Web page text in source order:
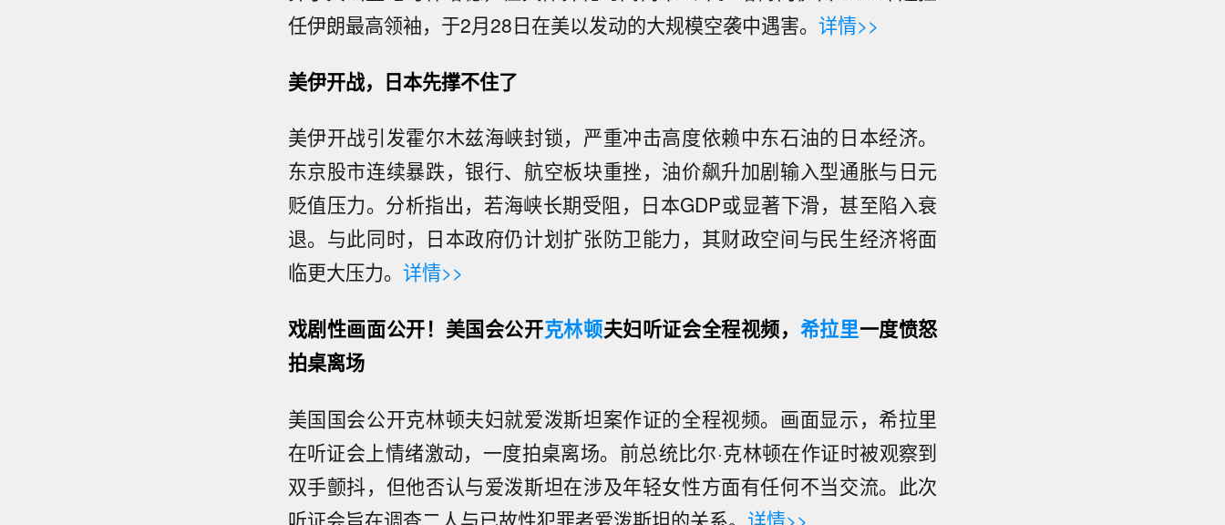
任伊朗最高领袖，于2月28日在美以发动的大规模空袭中遇害。 详情>>
美伊开战，日本先撑不住了
美伊开战引发霍尔木兹海峡封锁，严重冲击高度依赖中东石油的日本经济。
东京股市连续暴跌，银行、航空板块重挫，油价飙升加剧输入型通胀与日元
贬值压力。分析指出，若海峡长期受阻，日本GDP或显著下滑，甚至陷入衰
退。与此同时，日本政府仍计划扩张防卫能力，其财政空间与民生经济将面
临更大压力。 详情>>
戏剧性画面公开！美国会公开克林顿夫妇听证会全程视频， 希拉里一度愤怒
拍桌离场
美国国会公开克林顿夫妇就爱泼斯坦案作证的全程视频。画面显示，希拉里
在听证会上情绪激动，一度拍桌离场。前总统比尔·克林顿在作证时被观察到
双手颤抖，但他否认与爱泼斯坦在涉及年轻女性方面有任何不当交流。此次